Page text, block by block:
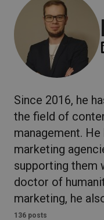
Since 2016, he
the field of
management.
marketing
supporting them
doctor of
marketing, he
136 posts